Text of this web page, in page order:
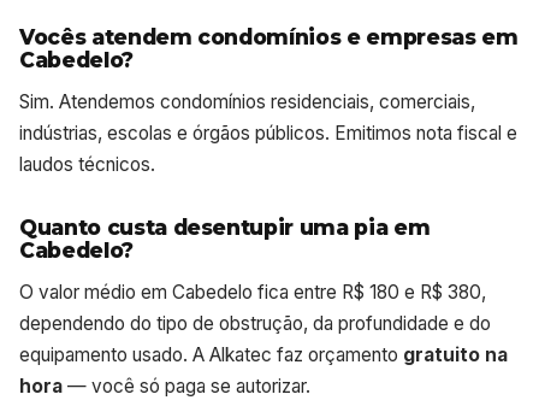
Vocês atendem condomínios e empresas em
Cabedelo?
Sim. Atendemos condomínios residenciais, comerciais,
indústrias, escolas e órgãos públicos. Emitimos nota fiscal e
laudos técnicos.
Quanto custa desentupir uma pia em
Cabedelo?
O valor médio em Cabedelo fica entre R$ 180 e R$ 380,
dependendo do tipo de obstrução, da profundidade e do
equipamento usado. A Alkatec faz orçamento gratuito na
hora — você só paga se autorizar.